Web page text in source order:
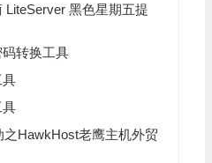
LiteServer 黑色星期五提
转换工具
之HawkHost老鹰主机外贸